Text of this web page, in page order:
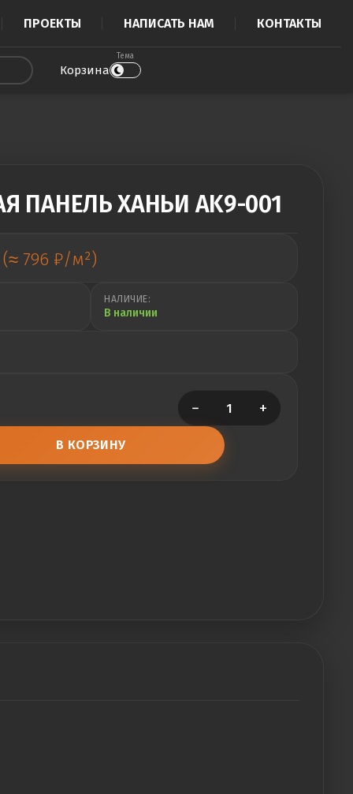
ПРОЕКТЫ НАПИСАТЬ НАМ КОНТАКТЫ
Корзина
Тема
ПАНЕЛЬ ХАНЬИ AK9-001
(≈ 796 ₽/м²)
НАЛИЧИЕ:
В наличии
− +
В КОРЗИНУ